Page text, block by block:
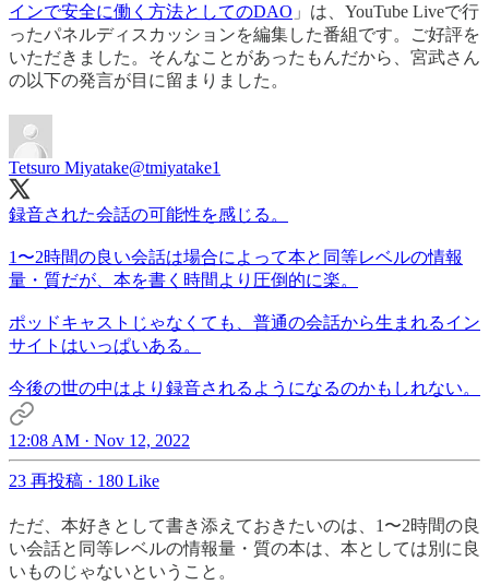
インで安全に働く方法としてのDAO 」は、YouTube Liveで行
ったパネルディスカッションを編集した番組です。ご好評を
いただきました。そんなことがあったもんだから、宮武さん
の以下の発言が目に留まりました。
Tetsuro Miyatake@tmiyatake1
録音された会話の可能性を感じる。
1〜2時間の良い会話は場合によって本と同等レベルの情報
量・質だが、本を書く時間より圧倒的に楽。
ポッドキャストじゃなくても、普通の会話から生まれるイン
サイトはいっぱいある。
今後の世の中はより録音されるようになるのかもしれない。
12:08 AM · Nov 12, 2022
23 再投稿 · 180 Like
ただ、本好きとして書き添えておきたいのは、1〜2時間の良
い会話と同等レベルの情報量・質の本は、本としては別に良
いものじゃないということ。